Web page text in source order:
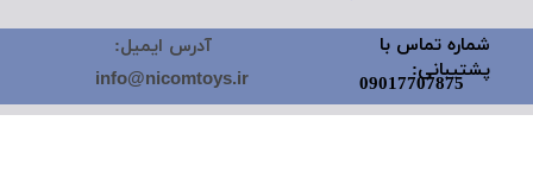
شماره تماس با
پشتیبانی:
09017707875
آدرس ایمیل:
info@nicomtoys.ir